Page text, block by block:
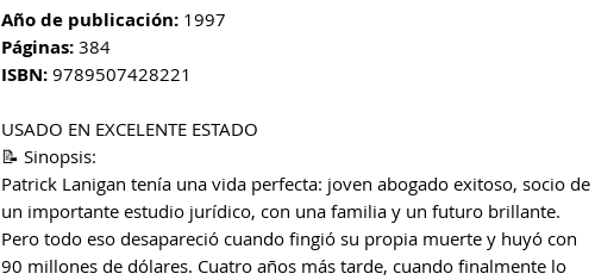
Año de publicación: 1997
Páginas: 384
ISBN: 9789507428221
USADO EN EXCELENTE ESTADO
📝 Sinopsis:
Patrick Lanigan tenía una vida perfecta: joven abogado exitoso, socio de
un importante estudio jurídico, con una familia y un futuro brillante.
Pero todo eso desapareció cuando fingió su propia muerte y huyó con
90 millones de dólares. Cuatro años más tarde, cuando finalmente lo